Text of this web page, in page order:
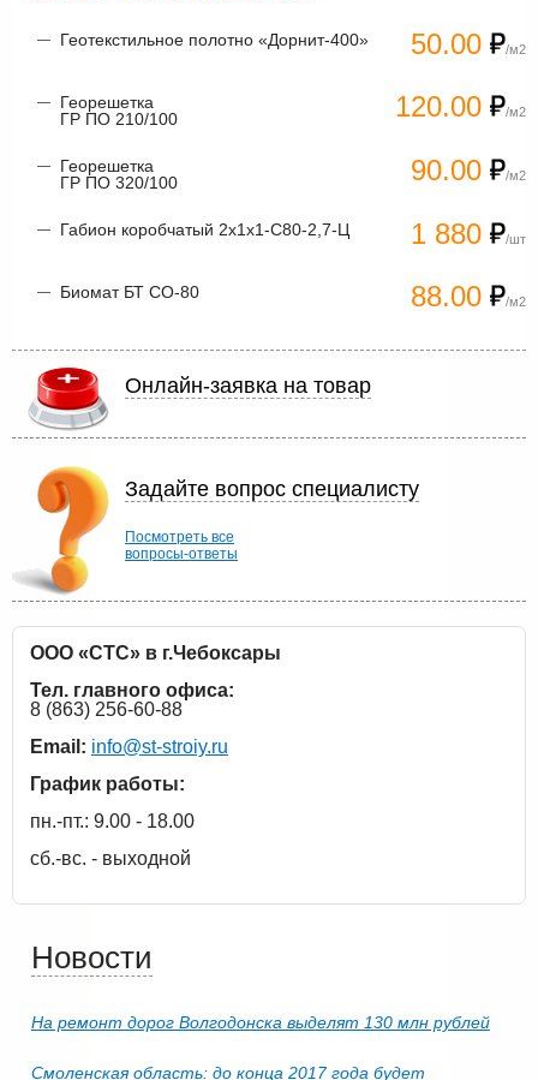
50.00 /м2
Геотекстильное полотно «Дорнит-400»
120.00 /м2
Георешетка
ГР ПО 210/100
90.00 /м2
Георешетка
ГР ПО 320/100
1 880 /шт
Габион коробчатый 2х1х1-С80-2,7-Ц
88.00 /м2
Биомат БТ СО-80
Онлайн-заявка на товар
Задайте вопрос специалисту
Посмотреть все
вопросы-ответы
ООО «СТС» в г.Чебоксары
Тел. главного офиса:
8 (863) 256-60-88
Email: info@st-stroiy.ru
График работы:
пн.-пт.: 9.00 - 18.00
сб.-вс. - выходной
Новости
На ремонт дорог Волгодонска выделят 130 млн рублей
Смоленская область: до конца 2017 года будет